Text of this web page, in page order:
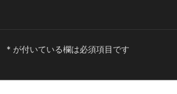
* が付いている欄は必須項目です